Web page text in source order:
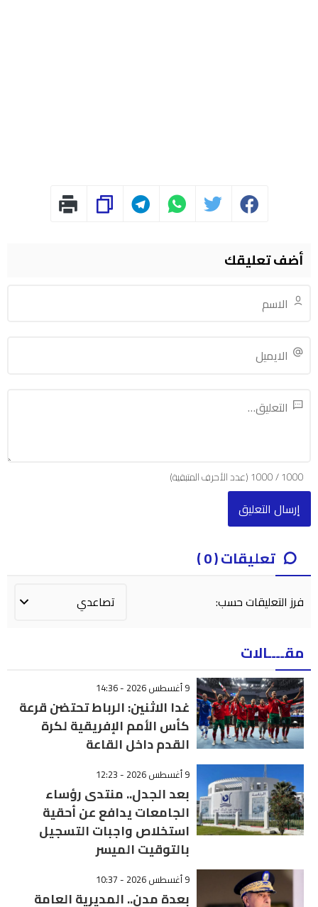
أضف تعليقك
1000
/
1000(عدد الأحرف المتبقية)
تعليقات ( 0 )
فرز التعليقات حسب:
مقــــالات
9 أغسطس 2026 - 14:36
غدا الاثنين: الرباط تحتضن قرعة
كأس الأمم الإفريقية لكرة
القدم داخل القاعة
9 أغسطس 2026 - 12:23
بعد الجدل.. منتدى رؤساء
الجامعات يدافع عن أحقية
استخلاص واجبات التسجيل
بالتوقيت الميسر
9 أغسطس 2026 - 10:37
بعدة مدن.. المديرية العامة